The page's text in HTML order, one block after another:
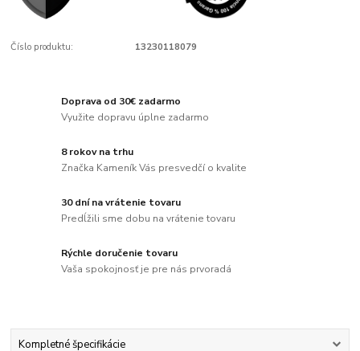
Číslo produktu: 13230118079
Doprava od 30€ zadarmo
Využite dopravu úplne zadarmo
8 rokov na trhu
Značka Kameník Vás presvedčí o kvalite
30 dní na vrátenie tovaru
Predĺžili sme dobu na vrátenie tovaru
Rýchle doručenie tovaru
Vaša spokojnosť je pre nás prvoradá
Kompletné špecifikácie